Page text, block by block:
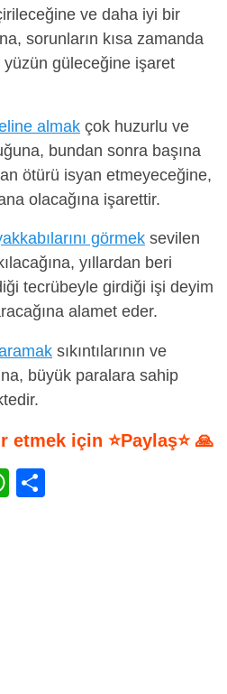
ve daha iyi bir
sorunların kısa zamanda
güleceğine işaret
almak çok huzurlu ve
bundan sonra başına
ötürü isyan etmeyeceğine,
olacağına işarettir.
görmek sevilen
yıllardan beri
tecrübeyle girdiği işi deyim
alamet eder.
sıkıntılarının ve
büyük paralara sahip
için ⭐Paylaş⭐ 🙏
W